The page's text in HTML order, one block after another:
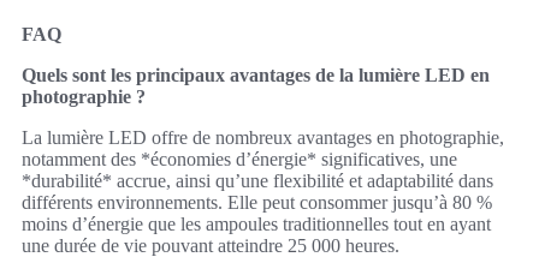
FAQ
Quels sont les principaux avantages de la lumière LED en
photographie ?
La lumière LED offre de nombreux avantages en photographie,
notamment des *économies d’énergie* significatives, une
*durabilité* accrue, ainsi qu’une flexibilité et adaptabilité dans
différents environnements. Elle peut consommer jusqu’à 80 %
moins d’énergie que les ampoules traditionnelles tout en ayant
une durée de vie pouvant atteindre 25 000 heures.